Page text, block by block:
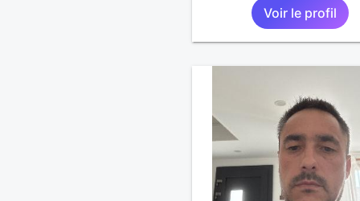
Voir le profil